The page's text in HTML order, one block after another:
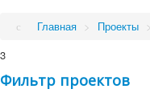
Погонажные изделия. Вагонка,
Малые архитектурные формы
Бани от 70 кв.м.
Проекты
Цены
Главная > Проекты >
3
Фильтр проектов